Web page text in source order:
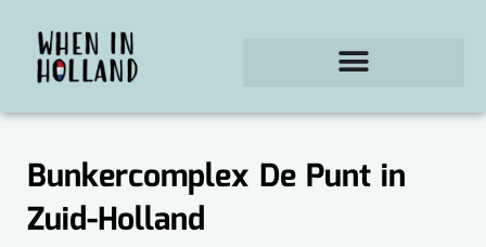
naar
inhoud
Bunkercomplex De Punt in
Zuid-Holland